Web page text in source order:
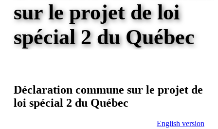
sur le projet de loi
spécial 2 du Québec
Déclaration commune sur le projet de
loi spécial 2 du Québec
English version